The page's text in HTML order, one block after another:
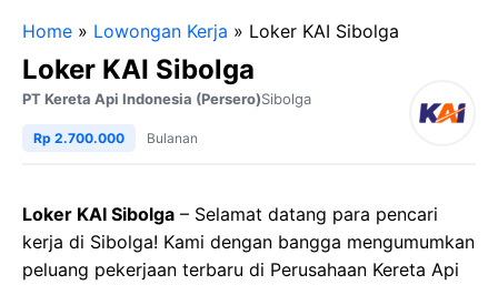
Home » Lowongan Kerja » Loker KAI Sibolga
Loker KAI Sibolga
PT Kereta Api Indonesia (Persero)Sibolga
Rp 2.700.000 Bulanan
Loker KAI Sibolga – Selamat datang para pencari
kerja di Sibolga! Kami dengan bangga mengumumkan
peluang pekerjaan terbaru di Perusahaan Kereta Api